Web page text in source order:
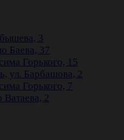
3
Баева, 37
Горького, 15
ул. Барбашова, 2
Горького, 7
Ватаева, 2